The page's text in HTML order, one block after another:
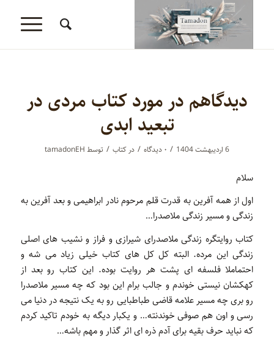
دیدگاهم در مورد کتاب مردی در
تبعید ابدی
6 اردیبهشت 1404 / ۰ دیدگاه‌ / در کتاب / توسط tamadonEH
سلام
اول از همه آفرین به قدرت قلم مرحوم نادر ابراهیمی و بعد آفرین به
زندگی و مسیر زندگی ملاصدرا…
کتاب روایتگره زندگی ملاصدرای شیرازی و فراز و نشیب های اصلی
زندگی این مرده. البته کل کل های کتاب خیلی زیاد می شه و
احتماملا فلسفه ای پشت هر روایت بوده. این کتاب رو بعد از
کهکشان نیستی خوندم و جالب برام این بود که چه مسیر ملاصدرا
رو بری چه مسیر علامه قاضی طباطبایی رو به یک نتیجه در دنیا می
رسی و اون هم صوفی خوندنته… و یکبار دیگه به خودم تاکید کردم
که نباید حرف بقیه برای آدم ذره ای اثر گذار و مهم باشه…